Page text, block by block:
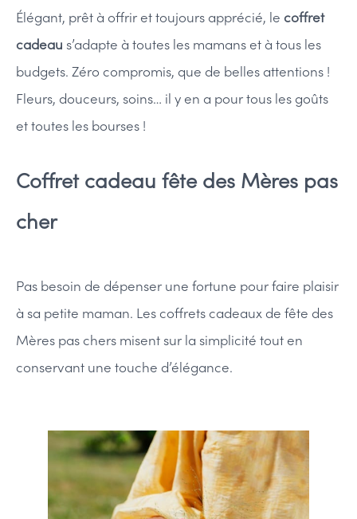
Élégant, prêt à offrir et toujours apprécié, le coffret
cadeau s’adapte à toutes les mamans et à tous les
budgets. Zéro compromis, que de belles attentions !
Fleurs, douceurs, soins… il y en a pour tous les goûts
et toutes les bourses !
Coffret cadeau fête des Mères pas
cher
Pas besoin de dépenser une fortune pour faire plaisir
à sa petite maman. Les coffrets cadeaux de fête des
Mères pas chers misent sur la simplicité tout en
conservant une touche d’élégance.